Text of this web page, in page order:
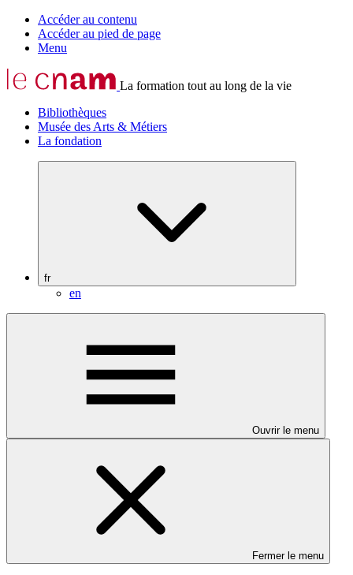
Accéder au contenu
Accéder au pied de page
Menu
La formation tout au long de la vie
Bibliothèques
Musée des Arts & Métiers
La fondation
fr
en
Ouvrir le menu
Fermer le menu